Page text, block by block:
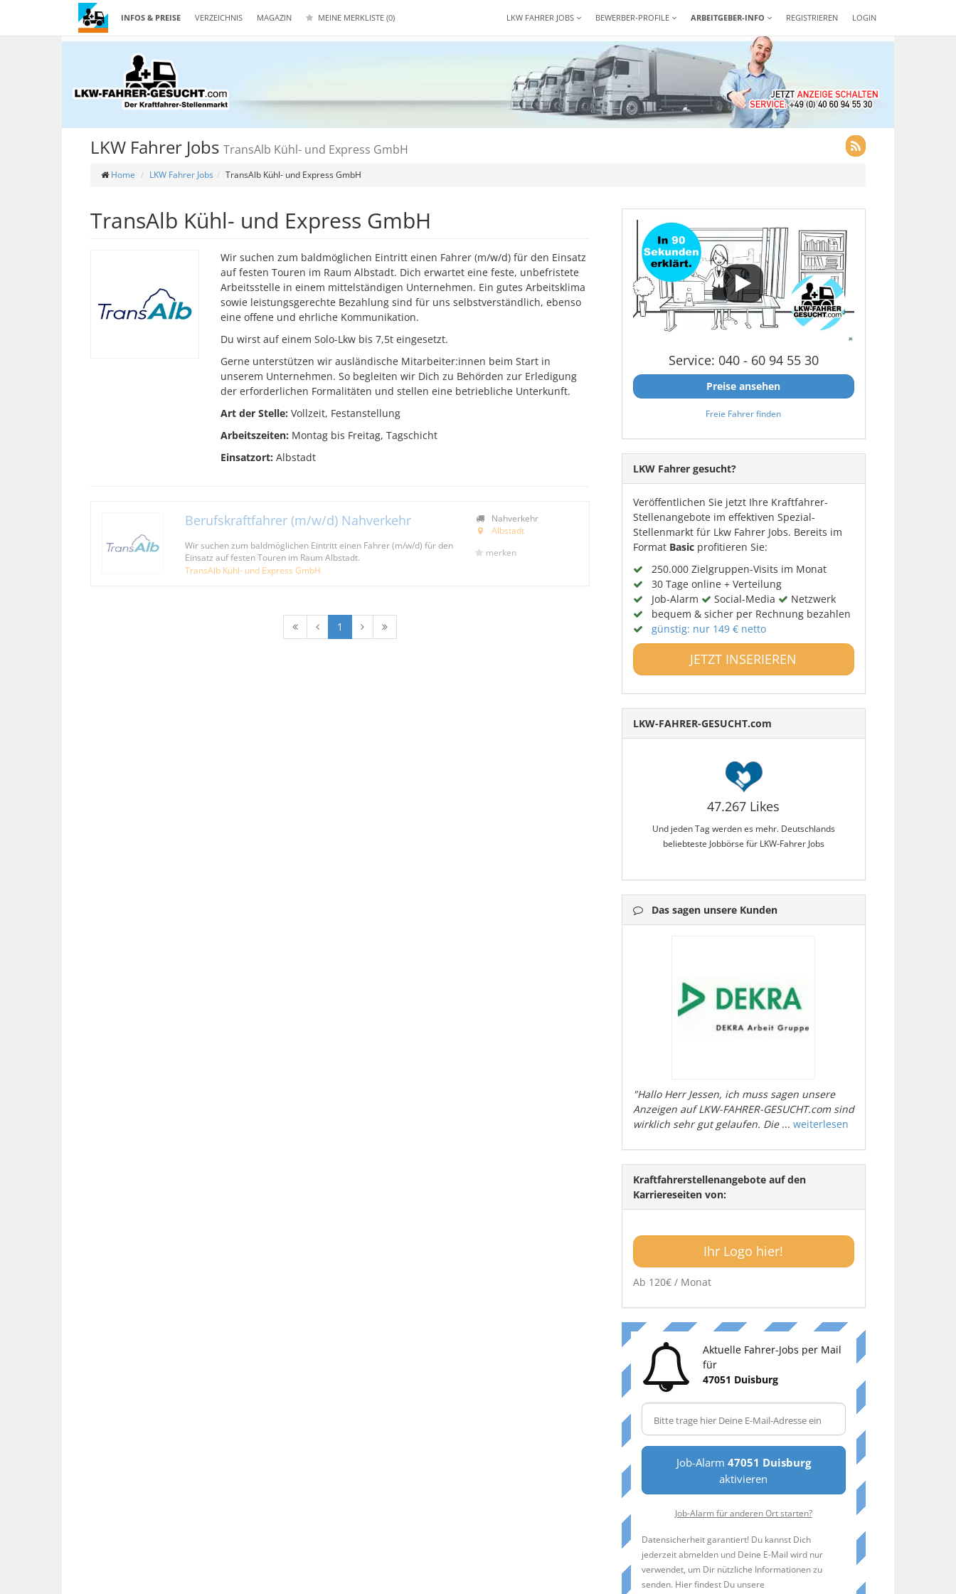
INFOS & PREISE VERZEICHNIS MAGAZIN MEINE MERKLISTE (0) REGISTRIEREN LOGIN
LKW FAHRER JOBS BEWERBER-PROFILE ARBEITGEBER-INFO
LKW Fahrer Jobs TransAlb Kühl- und Express GmbH
Home LKW Fahrer Jobs TransAlb Kühl- und Express GmbH
TransAlb Kühl- und Express GmbH
Wir suchen zum baldmöglichen Eintritt einen Fahrer (m/w/d) für den Einsatz
auf festen Touren im Raum Albstadt. Dich erwartet eine feste, unbefristete
Arbeitsstelle in einem mittelständigen Unternehmen. Ein gutes Arbeitsklima
sowie leistungsgerechte Bezahlung sind für uns selbstverständlich, ebenso
eine offene und ehrliche Kommunikation.
Du wirst auf einem Solo-Lkw bis 7,5t eingesetzt.
Gerne unterstützen wir ausländische Mitarbeiter:innen beim Start in
unserem Unternehmen. So begleiten wir Dich zu Behörden zur Erledigung
der erforderlichen Formalitäten und stellen eine betriebliche Unterkunft.
Art der Stelle: Vollzeit, Festanstellung
Arbeitszeiten: Montag bis Freitag, Tagschicht
Einsatzort: Albstadt
Berufskraftfahrer (m/w/d) Nahverkehr
Wir suchen zum baldmöglichen Eintritt einen Fahrer (m/w/d) für den
Einsatz auf festen Touren im Raum Albstadt.
TransAlb Kühl- und Express GmbH
Nahverkehr
Albstadt
merken
1
Service: 040 - 60 94 55 30
Preise ansehen
Freie Fahrer finden
LKW Fahrer gesucht?
Veröffentlichen Sie jetzt Ihre Kraftfahrer-
Stellenangebote im effektiven Spezial-
Stellenmarkt für Lkw Fahrer Jobs. Bereits im
Format Basicprofitieren Sie:
250.000 Zielgruppen-Visits im Monat
30 Tage online + Verteilung
Job-Alarm
Social-Media
Netzwerk
bequem & sicher per Rechnung bezahlen
günstig: nur 149 € netto
JETZT INSERIEREN
LKW-FAHRER-GESUCHT.com
47.267 Likes
Und jeden Tag werden es mehr. Deutschlands
beliebteste Jobbörse für LKW-Fahrer Jobs
Das sagen unsere Kunden
"Hallo Herr Jessen, ich muss sagen unsere
Anzeigen auf LKW-FAHRER-GESUCHT.com sind
wirklich sehr gut gelaufen. Die... weiterlesen
Kraftfahrerstellenangebote auf den
Karriereseiten von:
Ihr Logo hier!
Ab 120€ / Monat
Aktuelle Fahrer-Jobs per Mail
für
47051 Duisburg
Job-Alarm 47051 Duisburg
aktivieren
Job-Alarm für anderen Ort starten?
Datensicherheit garantiert! Du kannst Dich
jederzeit abmelden und Deine E-Mail wird nur
verwendet, um Dir nützliche Informationen zu
senden. Hier findest Du unsere